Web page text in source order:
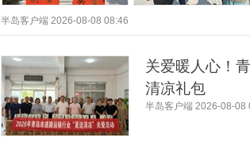
半岛客户端 2026-08-08 08:46
关爱暖人心！
清凉礼包
半岛客户端 2026-08-08